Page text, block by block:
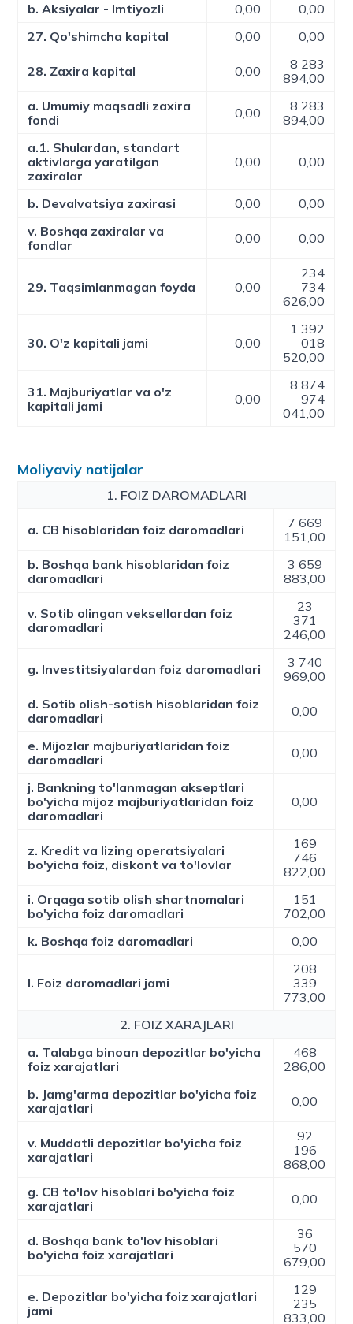
b. Aksiyalar - Imtiyozli
0,00
0,00
27. Qo'shimcha kapital
0,00 0,00
28. Zaxira kapital 0,00
8 283
894,00
a. Umumiy maqsadli zaxira
fondi
0,00
8 283
894,00
a.1. Shulardan, standart
aktivlarga yaratilgan
zaxiralar
0,00 0,00
b. Devalvatsiya zaxirasi 0,00
0,00
v. Boshqa zaxiralar va
fondlar
0,00 0,00
29. Taqsimlanmagan foyda 0,00
234
734
626,00
30. O'z kapitali jami 0,00
1 392
018
520,00
31. Majburiyatlar va o'z
kapitali jami
0,00
8 874
974
041,00
Moliyaviy natijalar
1. FOIZ DAROMADLARI
a. CB hisoblaridan foiz daromadlari
7 669
151,00
b. Boshqa bank hisoblaridan foiz
daromadlari
3 659
883,00
v. Sotib olingan veksellardan foiz
daromadlari
23
371
246,00
g. Investitsiyalardan foiz daromadlari
3 740
969,00
d. Sotib olish-sotish hisoblaridan foiz
daromadlari
0,00
e. Mijozlar majburiyatlaridan foiz
daromadlari
0,00
j. Bankning to'lanmagan akseptlari
bo'yicha mijoz majburiyatlaridan foiz
daromadlari
0,00
z. Kredit va lizing operatsiyalari
bo'yicha foiz, diskont va to'lovlar
169
746
822,00
i. Orqaga sotib olish shartnomalari
bo'yicha foiz daromadlari
151
702,00
k. Boshqa foiz daromadlari
0,00
l. Foiz daromadlari jami
208
339
773,00
2. FOIZ XARAJLARI
a. Talabga binoan depozitlar bo'yicha
foiz xarajatlari
468
286,00
b. Jamg'arma depozitlar bo'yicha foiz
xarajatlari
0,00
v. Muddatli depozitlar bo'yicha foiz
xarajatlari
92
196
868,00
g. CB to'lov hisoblari bo'yicha foiz
xarajatlari
0,00
d. Boshqa bank to'lov hisoblari
bo'yicha foiz xarajatlari
36
570
679,00
e. Depozitlar bo'yicha foiz xarajatlari
jami
129
235
833,00